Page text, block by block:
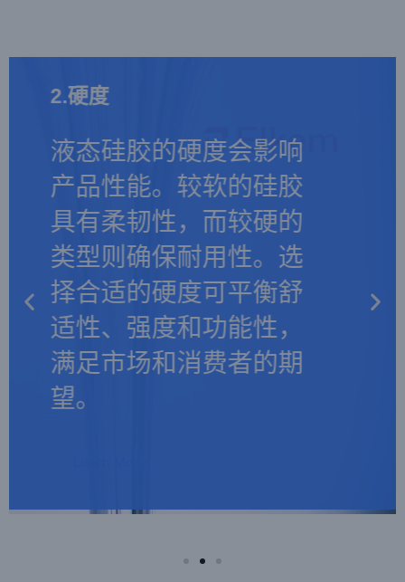
1.性能
根据你所在行业的要求
选择液态硅胶。医疗应
用需要医用级硅胶，而
食品产品则需要食品级
材料。汽车用途需要具
有出色密封性能和抗氧
化性的硅胶。使性能与
应用相匹配可确保最佳
性能和合规性。
2.硬度
液态硅胶的硬度会影响
产品性能。较软的硅胶
具有柔韧性，而较硬的
类型则确保耐用性。选
择合适的硬度可平衡舒
适性、强度和功能性，
满足市场和消费者的期
望。
3.可持续的
液态硅胶的可持续性意
味着稳定的价格、始终
如一的质量和环保生
产。选择可靠的供应商
有助于实现长期、可持
续的制造，确保经济和
环境效益。
1.性能
根据你所在行业的要求
选择液态硅胶。医疗应
用需要医用级硅胶，而
食品产品则需要食品级
材料。汽车用途需要具
有出色密封性能和抗氧
化性的硅胶。使性能与
应用相匹配可确保最佳
性能和合规性。
2.硬度
液态硅胶的硬度会影响
产品性能。较软的硅胶
具有柔韧性，而较硬的
类型则确保耐用性。选
择合适的硬度可平衡舒
适性、强度和功能性，
满足市场和消费者的期
望。
3.可持续的
液态硅胶的可持续性意
味着稳定的价格、始终
如一的质量和环保生
产。选择可靠的供应商
有助于实现长期、可持
续的制造，确保经济和
环境效益。
1.性能
根据你所在行业的要求
选择液态硅胶。医疗应
用需要医用级硅胶，而
食品产品则需要食品级
材料。汽车用途需要具
有出色密封性能和抗氧
化性的硅胶。使性能与
应用相匹配可确保最佳
性能和合规性。
2.硬度
液态硅胶的硬度会影响
产品性能。较软的硅胶
具有柔韧性，而较硬的
类型则确保耐用性。选
择合适的硬度可平衡舒
适性、强度和功能性，
满足市场和消费者的期
望。
3.可持续的
液态硅胶的可持续性意
味着稳定的价格、始终
如一的质量和环保生
产。选择可靠的供应商
有助于实现长期、可持
续的制造，确保经济和
环境效益。